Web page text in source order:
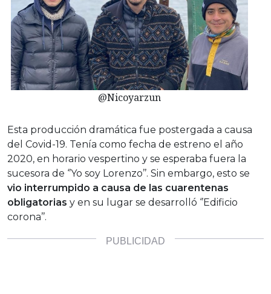
@Nicoyarzun
Esta producción dramática fue postergada a causa
del Covid-19. Tenía como fecha de estreno el año
2020, en horario vespertino y se esperaba fuera la
sucesora de ‘’Yo soy Lorenzo’’. Sin embargo, esto se
vio interrumpido a causa de las cuarentenas
obligatorias y en su lugar se desarrolló ‘’Edificio
corona’’.